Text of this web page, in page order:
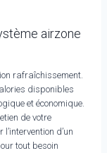
airzone
rafraîchissement.
disponibles
et économique.
de votre
d’un
tout besoin